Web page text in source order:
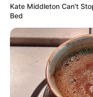
Kate Middleton Can't
Bed